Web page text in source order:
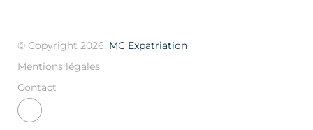
© Copyright 2026, MC Expatriation
Mentions légales
Contact